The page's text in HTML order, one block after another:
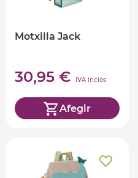
Motxilla Jack
30,95 € IVA inclòs
Afegir